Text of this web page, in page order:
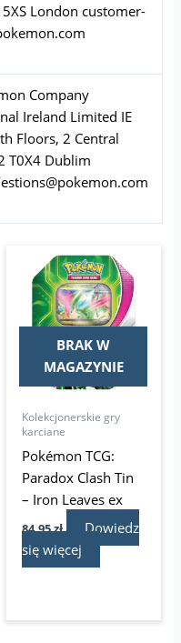
London customer-
Company
Ireland Limited IE
Floors, 2 Central
T0X4 Dublim
BRAK W
MAGAZYNIE
Kolekcjonerskie gry
karciane
Pokémon TCG:
Paradox Clash Tin
– Iron Leaves ex
84,95zł
Dowiedz
się więcej